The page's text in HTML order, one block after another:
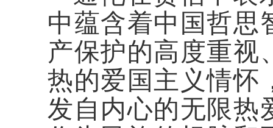
中蕴含着中国哲思
产保护的高度重视
热的爱国主义情怀
发自内心的无限热